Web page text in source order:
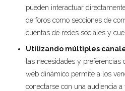
pueden interactuar
de foros como secciones de
cuentas de redes sociales y
Utilizando múltiples
las necesidades y preferencias
web dinámico permite a los
conectarse con una audiencia